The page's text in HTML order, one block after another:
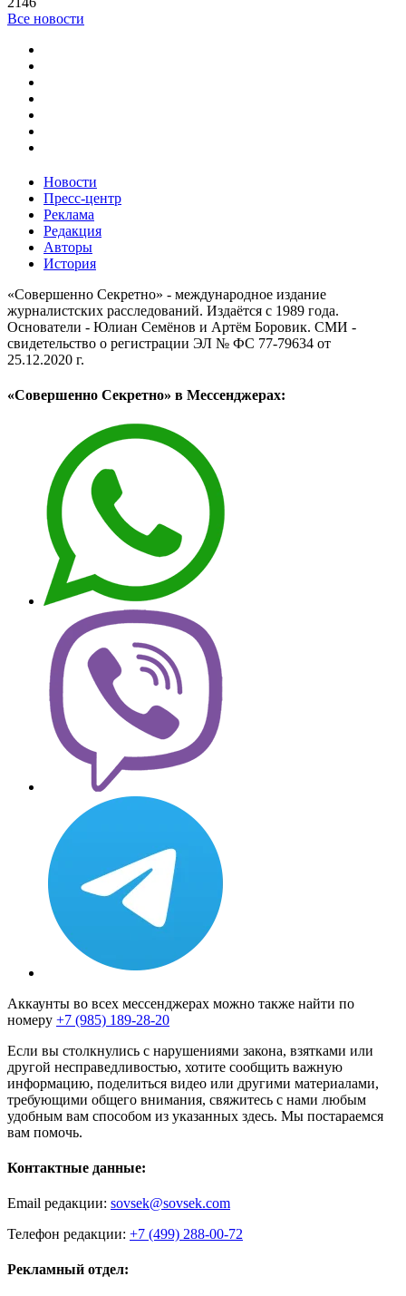
Все новости
Новости
Пресс-центр
Реклама
Редакция
Авторы
История
«Совершенно Секретно» - международное издание
журналистских расследований. Издаётся с 1989 года.
Основатели - Юлиан Семёнов и Артём Боровик. CМИ -
свидетельство о регистрации ЭЛ № ФС 77-79634 от
25.12.2020 г.
«Совершенно Секретно» в Мессенджерах:
Аккаунты во всех мессенджерах можно также найти по
номеру +7 (985) 189-28-20
Если вы столкнулись с нарушениями закона, взятками или
другой несправедливостью, хотите сообщить важную
информацию, поделиться видео или другими материалами,
требующими общего внимания, свяжитесь с нами любым
удобным вам способом из указанных здесь. Мы постараемся
вам помочь.
Контактные данные:
Email редакции: sovsek@sovsek.com
Телефон редакции: +7 (499) 288-00-72
Рекламный отдел: